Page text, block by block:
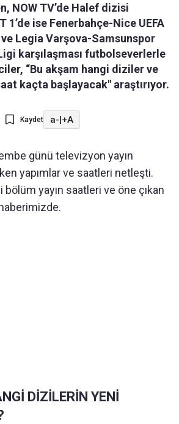
NOW TV’de Halef dizisi
1’de ise Fenerbahçe-Nice UEFA
Legia Varşova-Samsunspor
karşılaşması futbolseverlerle
“Bu akşam hangi diziler ve
kaçta başlayacak" araştırıyor.
Kaydet a-|+A
günü televizyon yayın
yapımlar ve saatleri netleşti.
yayın saatleri ve öne çıkan
DİZİLERİN YENİ